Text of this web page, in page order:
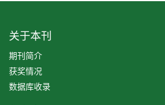
关于本刊
期刊简介
获奖情况
数据库收录